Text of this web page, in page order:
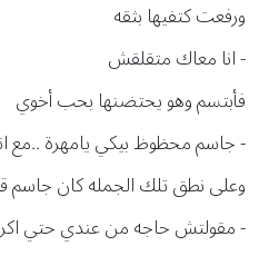
ورفعت كتفيها بثقه
- انا معاك متقلقش
فأبتسم وهو يحتضنها بحب أخوي
- جاسم محظوظ بيكي يامهرة
وعلى نطق تلك الجمله كان جاسم
- مقولتش حاجه من عندي حتي